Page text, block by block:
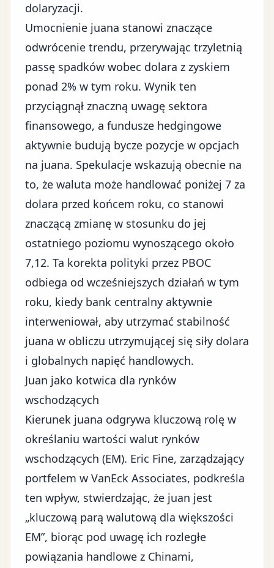
dolaryzacji.
Umocnienie juana stanowi znaczące
odwrócenie trendu, przerywając trzyletnią
passę spadków wobec dolara z zyskiem
ponad 2% w tym roku. Wynik ten
przyciągnął znaczną uwagę sektora
finansowego, a fundusze hedgingowe
aktywnie budują bycze pozycje w opcjach
na juana. Spekulacje wskazują obecnie na
to, że waluta może handlować poniżej 7 za
dolara przed końcem roku, co stanowi
znaczącą zmianę w stosunku do jej
ostatniego poziomu wynoszącego około
7,12. Ta korekta polityki przez PBOC
odbiega od wcześniejszych działań w tym
roku, kiedy bank centralny aktywnie
interweniował, aby utrzymać stabilność
juana w obliczu utrzymującej się siły dolara
i globalnych napięć handlowych.
Juan jako kotwica dla rynków
wschodzących
Kierunek juana odgrywa kluczową rolę w
określaniu wartości walut rynków
wschodzących (EM). Eric Fine, zarządzający
portfelem w VanEck Associates, podkreśla
ten wpływ, stwierdzając, że juan jest
„kluczową parą walutową dla większości
EM”, biorąc pod uwagę ich rozległe
powiązania handlowe z Chinami,